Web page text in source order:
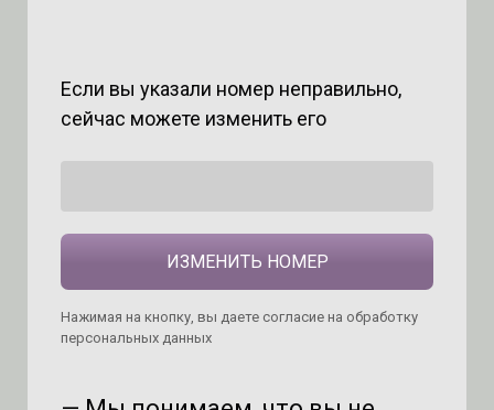
Если вы указали номер неправильно,
сейчас можете изменить его
ИЗМЕНИТЬ НОМЕР
Нажимая на кнопку, вы даете согласие на обработку
персональных данных